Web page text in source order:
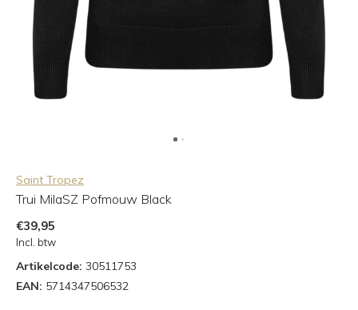
Saint Tropez
Trui MilaSZ Pofmouw Black
€39,95
Incl. btw
Artikelcode: 30511753
EAN: 5714347506532